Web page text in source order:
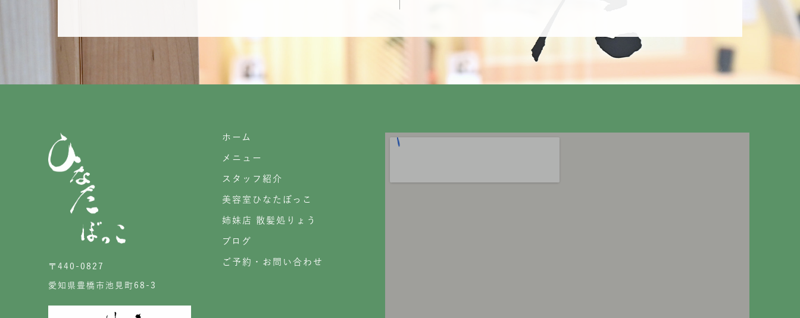
〒440-0827
愛知県豊橋市池見町68-3
ホーム
メニュー
スタッフ紹介
美容室ひなたぼっこ
姉妹店 散髪処りょう
ブログ
ご予約・お問い合わせ